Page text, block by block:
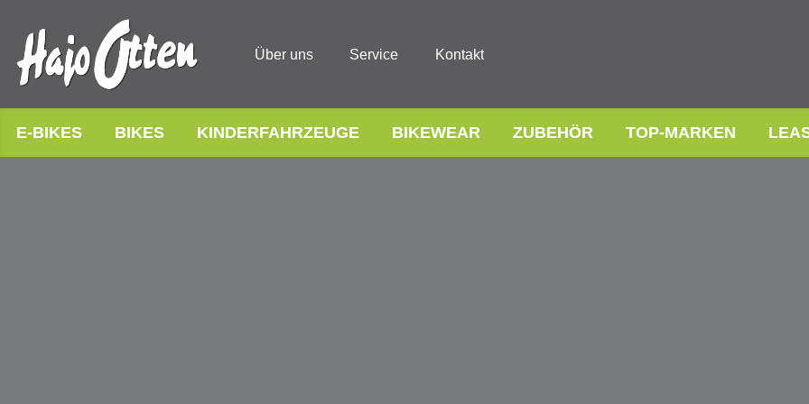
Über uns Service Kontakt
E-BIKES BIKES KINDERFAHRZEUGE BIKEWEAR ZUBEHÖR TOP-MARKEN